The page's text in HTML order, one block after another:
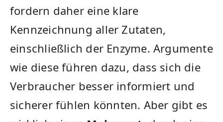
fordern daher eine⁤ klare
Kennzeichnung​ aller Zutaten,
einschließlich der Enzyme. Argumente
wie diese ‍führen dazu, dass sich die
Verbraucher besser informiert und
sicherer fühlen ⁤könnten. Aber gibt es